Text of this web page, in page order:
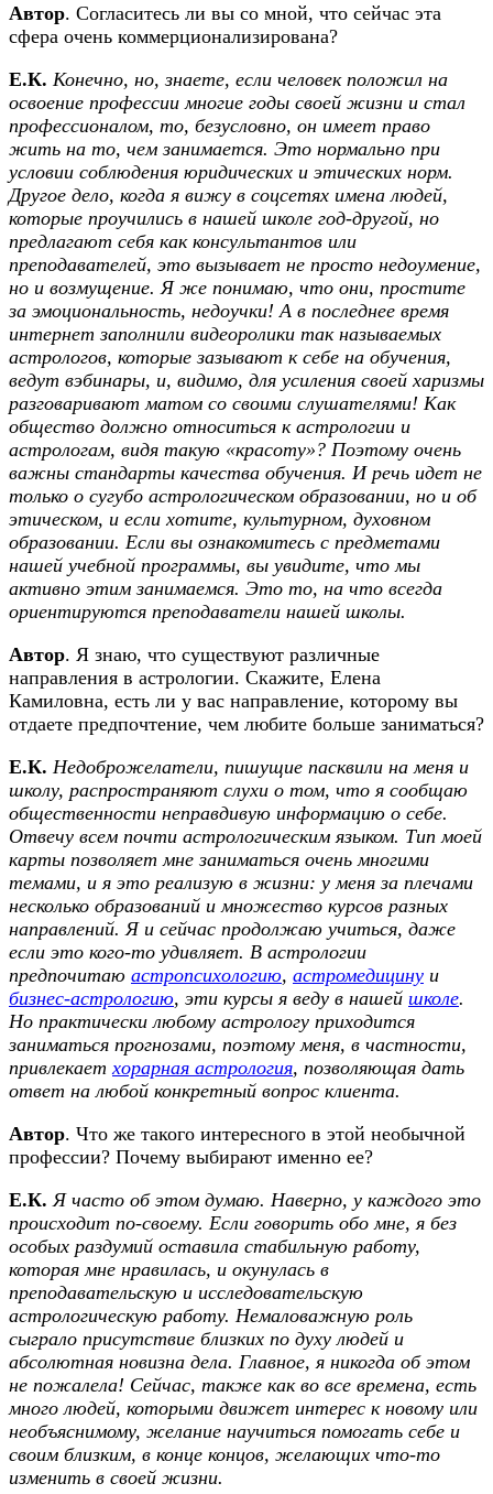
Автор. Согласитесь ли вы со мной, что сейчас эта
сфера очень коммерционализирована?
Е.К. Конечно, но, знаете, если человек положил на
освоение профессии многие годы своей жизни и стал
профессионалом, то, безусловно, он имеет право
жить на то, чем занимается. Это нормально при
условии соблюдения юридических и этических норм.
Другое дело, когда я вижу в соцсетях имена людей,
которые проучились в нашей школе год-другой, но
предлагают себя как консультантов или
преподавателей, это вызывает не просто недоумение,
но и возмущение. Я же понимаю, что они, простите
за эмоциональность, недоучки! А в последнее время
интернет заполнили видеоролики так называемых
астрологов, которые зазывают к себе на обучения,
ведут вэбинары, и, видимо, для усиления своей харизмы
разговаривают матом со своими слушателями! Как
общество должно относиться к астрологии и
астрологам, видя такую «красоту»? Поэтому очень
важны стандарты качества обучения. И речь идет не
только о сугубо астрологическом образовании, но и об
этическом, и если хотите, культурном, духовном
образовании. Если вы ознакомитесь с предметами
нашей учебной программы, вы увидите, что мы
активно этим занимаемся. Это то, на что всегда
ориентируются преподаватели нашей школы.
Автор. Я знаю, что существуют различные
направления в астрологии. Скажите, Елена
Камиловна, есть ли у вас направление, которому вы
отдаете предпочтение, чем любите больше заниматься?
Е.К. Недоброжелатели, пишущие пасквили на меня и
школу, распространяют слухи о том, что я сообщаю
общественности неправдивую информацию о себе.
Отвечу всем почти астрологическим языком. Тип моей
карты позволяет мне заниматься очень многими
темами, и я это реализую в жизни: у меня за плечами
несколько образований и множество курсов разных
направлений. Я и сейчас продолжаю учиться, даже
если это кого-то удивляет. В астрологии
предпочитаю астропсихологию, астромедицину и
бизнес-астрологию, эти курсы я веду в нашей школе.
Но практически любому астрологу приходится
заниматься прогнозами, поэтому меня, в частности,
привлекает хорарная астрология, позволяющая дать
ответ на любой конкретный вопрос клиента.
Автор. Что же такого интересного в этой необычной
профессии? Почему выбирают именно ее?
Е.К. Я часто об этом думаю. Наверно, у каждого это
происходит по-своему. Если говорить обо мне, я без
особых раздумий оставила стабильную работу,
которая мне нравилась, и окунулась в
преподавательскую и исследовательскую
астрологическую работу. Немаловажную роль
сыграло присутствие близких по духу людей и
абсолютная новизна дела. Главное, я никогда об этом
не пожалела! Сейчас, также как во все времена, есть
много людей, которыми движет интерес к новому или
необъяснимому, желание научиться помогать себе и
своим близким, в конце концов, желающих что-то
изменить в своей жизни.